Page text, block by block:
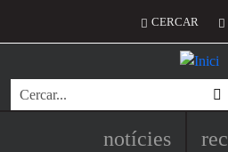
Menú del
CERCAR
Cerca
Navegació
notícies